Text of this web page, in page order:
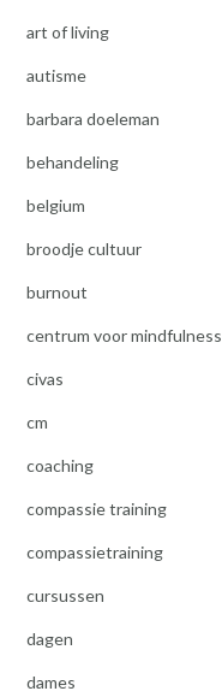
art of living
autisme
barbara doeleman
behandeling
belgium
broodje cultuur
burnout
centrum voor mindfulness
civas
cm
coaching
compassie training
compassietraining
cursussen
dagen
dames